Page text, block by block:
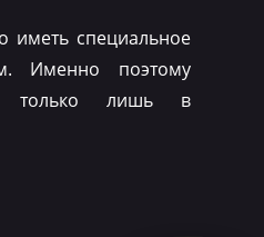
иметь специальное
Именно поэтому
только лишь в